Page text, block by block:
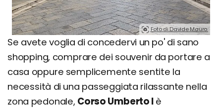
Foto di Davide Mauro.
Se avete voglia di concedervi un po' di sano
shopping, comprare dei souvenir da portare a
casa oppure semplicemente sentite la
necessità di una passeggiata rilassante nella
zona pedonale, Corso Umberto I è